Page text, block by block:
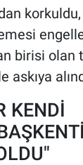
birisi olan
KENDİ